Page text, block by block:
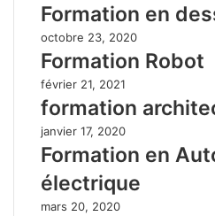
Formation en
octobre 23, 2020
Formation Robot
février 21, 2021
formation
janvier 17, 2020
Formation en
électrique
mars 20, 2020